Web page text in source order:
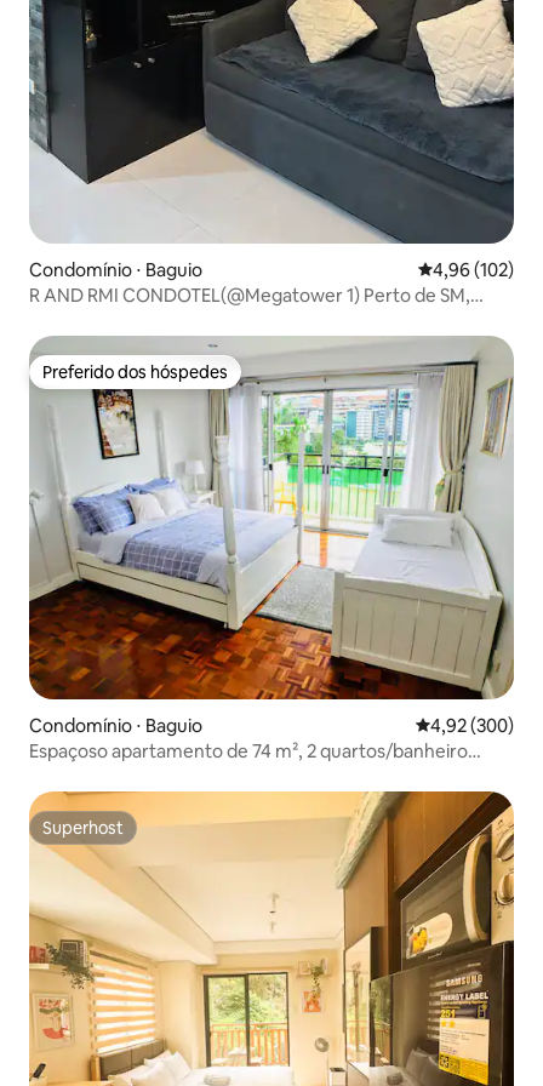
Condomínio ⋅ Baguio 4,96 de uma
4,96 (102)
R AND RMI CONDOTEL(@Megatower 1) Perto de SM,
Preferido dos hóspedes
Preferido dos hóspedes
Condomínio ⋅ Baguio 4,92 de uma
4,92 (300)
Espaçoso apartamento de 74 m², 2 quartos/banheiro
Superhost
Superhost